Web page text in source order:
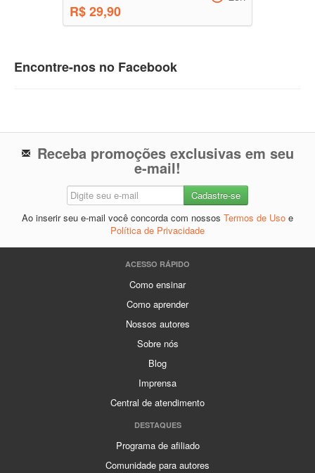
R$ 29,90
Encontre-nos no Facebook
Receba promoções exclusivas em seu
e-mail!
Ao inserir seu e-mail você concorda com nossos Termos de Uso e
Política de Privacidade
ACESSO RÁPIDO
Como ensinar
Como aprender
Nossos autores
Sobre nós
Blog
Imprensa
Central de atendimento
DESTAQUES
Programa de afiliado
Comunidade para autores